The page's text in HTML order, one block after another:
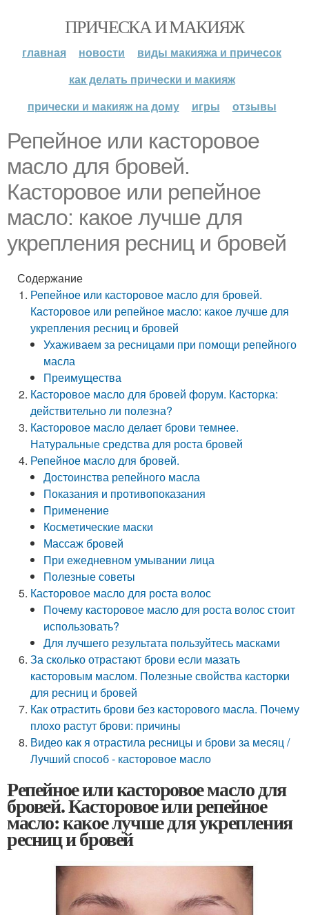
ПРИЧЕСКА И МАКИЯЖ
главная новости
виды макияжа и причесок
как делать прически и макияж
прически и макияж на дому
игры отзывы
Репейное или касторовое
масло для бровей.
Касторовое или репейное
масло: какое лучше для
укрепления ресниц и бровей
Содержание
Репейное или касторовое масло для бровей.
Касторовое или репейное масло: какое лучше для
укрепления ресниц и бровей
Ухаживаем за ресницами при помощи репейного
масла
Преимущества
Касторовое масло для бровей форум. Касторка:
действительно ли полезна?
Касторовое масло делает брови темнее.
Натуральные средства для роста бровей
Репейное масло для бровей.
Достоинства репейного масла
Показания и противопоказания
Применение
Косметические маски
Массаж бровей
При ежедневном умывании лица
Полезные советы
Касторовое масло для роста волос
Почему касторовое масло для роста волос стоит
использовать?
Для лучшего результата пользуйтесь масками
За сколько отрастают брови если мазать
касторовым маслом. Полезные свойства касторки
для ресниц и бровей
Как отрастить брови без касторового масла. Почему
плохо растут брови: причины
Видео как я отрастила ресницы и брови за месяц /
Лучший способ - касторовое масло
Репейное или касторовое масло для
бровей. Касторовое или репейное
масло: какое лучше для укрепления
ресниц и бровей